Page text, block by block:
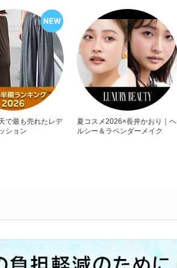
で最も売れたレデ
ション
夏コスメ2026×長井かおり｜ヘ
ルシー＆ラベンダーメイク